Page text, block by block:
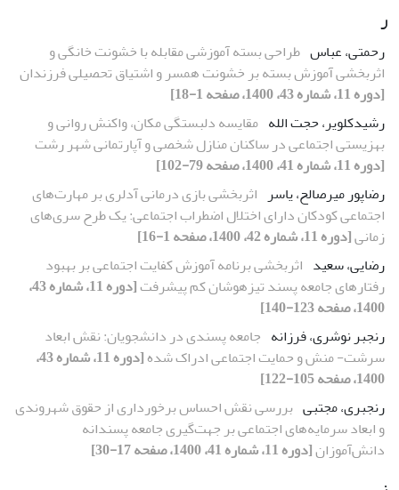
ر
رحمتی، عباس طراحی بسته آموزشی مقابله با خشونت خانگی و
اثربخشی آموزش بسته بر خشونت همسر و اشتیاق تحصیلی فرزندان
[دوره 11، شماره 43، 1400، صفحه 1-18]
رشیدکلویر، حجت الله مقایسه دلبستگی مکان، واکنش روانی و
بهزیستی اجتماعی در ساکنان منازل شخصی و آپارتمانی شهر رشت
[دوره 11، شماره 41، 1400، صفحه 79-102]
رضاپور میرصالح، یاسر اثربخشی بازی درمانی آدلری بر مهارت‌های
اجتماعی کودکان دارای اختلال اضطراب اجتماعی: یک طرح سری‌های
زمانی[دوره 11، شماره 42، 1400، صفحه 1-16]
رضایی، سعید اثربخشی برنامه آموزش کفایت اجتماعی بر بهبود
رفتارهای جامعه پسند تیزهوشان کم پیشرفت
[دوره 11، شماره 43،
1400، صفحه 123-140]
رنجبر نوشری، فرزانه جامعه پسندی در دانشجویان: نقش ابعاد
سرشت- منش و حمایت اجتماعی ادراک شده
[دوره 11، شماره 43،
1400، صفحه 105-122]
رنجبری، مجتبی بررسی نقش احساس برخورداری از حقوق شهروندی
و ابعاد سرمایه‌های اجتماعی بر جهت‌گیری جامعه پسندانه
دانش‌آموزان[دوره 11، شماره 41، 1400، صفحه 17-30]